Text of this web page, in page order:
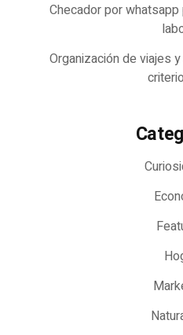
Checador por
Organización de viajes